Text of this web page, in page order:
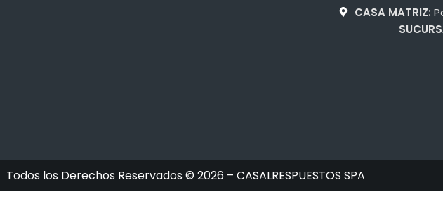
CASA MATRIZ:
Todos los Derechos Reservados © 2026 – CASALRESPUESTOS SPA